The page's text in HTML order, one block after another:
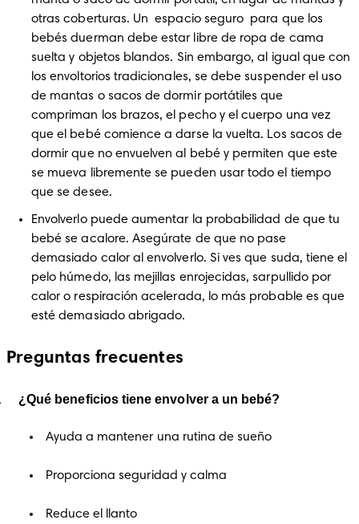
otras coberturas. Un  espacio seguro  para que los
bebés duerman debe estar libre de ropa de cama
suelta y objetos blandos. Sin embargo, al igual que con
los envoltorios tradicionales, se debe suspender el uso
de mantas o sacos de dormir portátiles que
compriman los brazos, el pecho y el cuerpo una vez
que el bebé comience a darse la vuelta. Los sacos de
dormir que no envuelven al bebé y permiten que este
se mueva libremente se pueden usar todo el tiempo
que se desee.
Envolverlo puede aumentar la probabilidad de que tu
bebé se acalore. Asegúrate de que no pase
demasiado calor al envolverlo. Si ves que suda, tiene el
pelo húmedo, las mejillas enrojecidas, sarpullido por
calor o respiración acelerada, lo más probable es que
esté demasiado abrigado.
Preguntas frecuentes
¿Qué beneficios tiene envolver a un bebé?
Ayuda a mantener una rutina de sueño
Proporciona seguridad y calma
Reduce el llanto